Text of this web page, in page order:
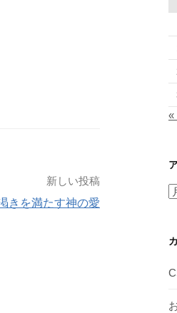
新しい投稿
きを満たす神の愛
«
イ